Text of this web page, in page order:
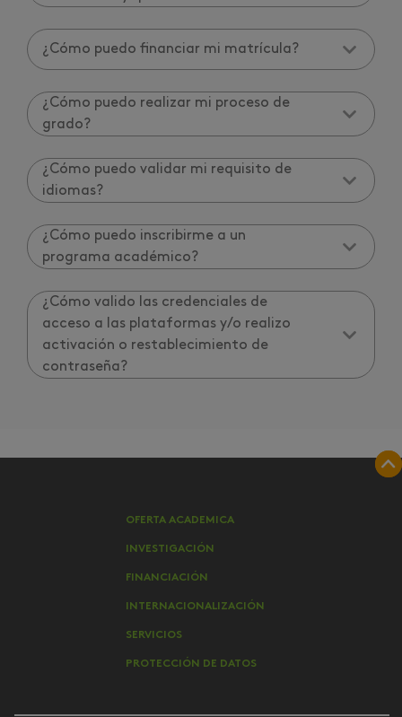
¿Cómo puedo financiar mi matrícula?
¿Cómo puedo realizar mi proceso de
grado?
¿Cómo puedo validar mi requisito de
idiomas?
¿Cómo puedo inscribirme a un
programa académico?
¿Cómo valido las credenciales de
acceso a las plataformas y/o realizo
activación o restablecimiento de
contraseña?
OFERTA ACADEMICA
INVESTIGACIÓN
FINANCIACIÓN
INTERNACIONALIZACIÓN
SERVICIOS
PROTECCIÓN DE DATOS